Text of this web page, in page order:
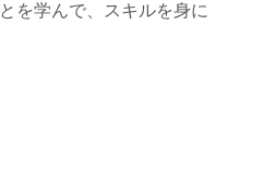
を学んで、スキルを身に